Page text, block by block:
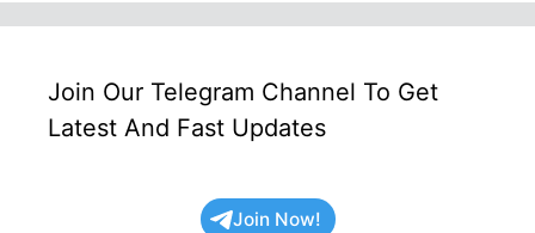
Join Our Telegram Channel To Get
Latest And Fast Updates
Join Now!